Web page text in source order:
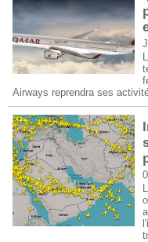
Airways reprendra ses